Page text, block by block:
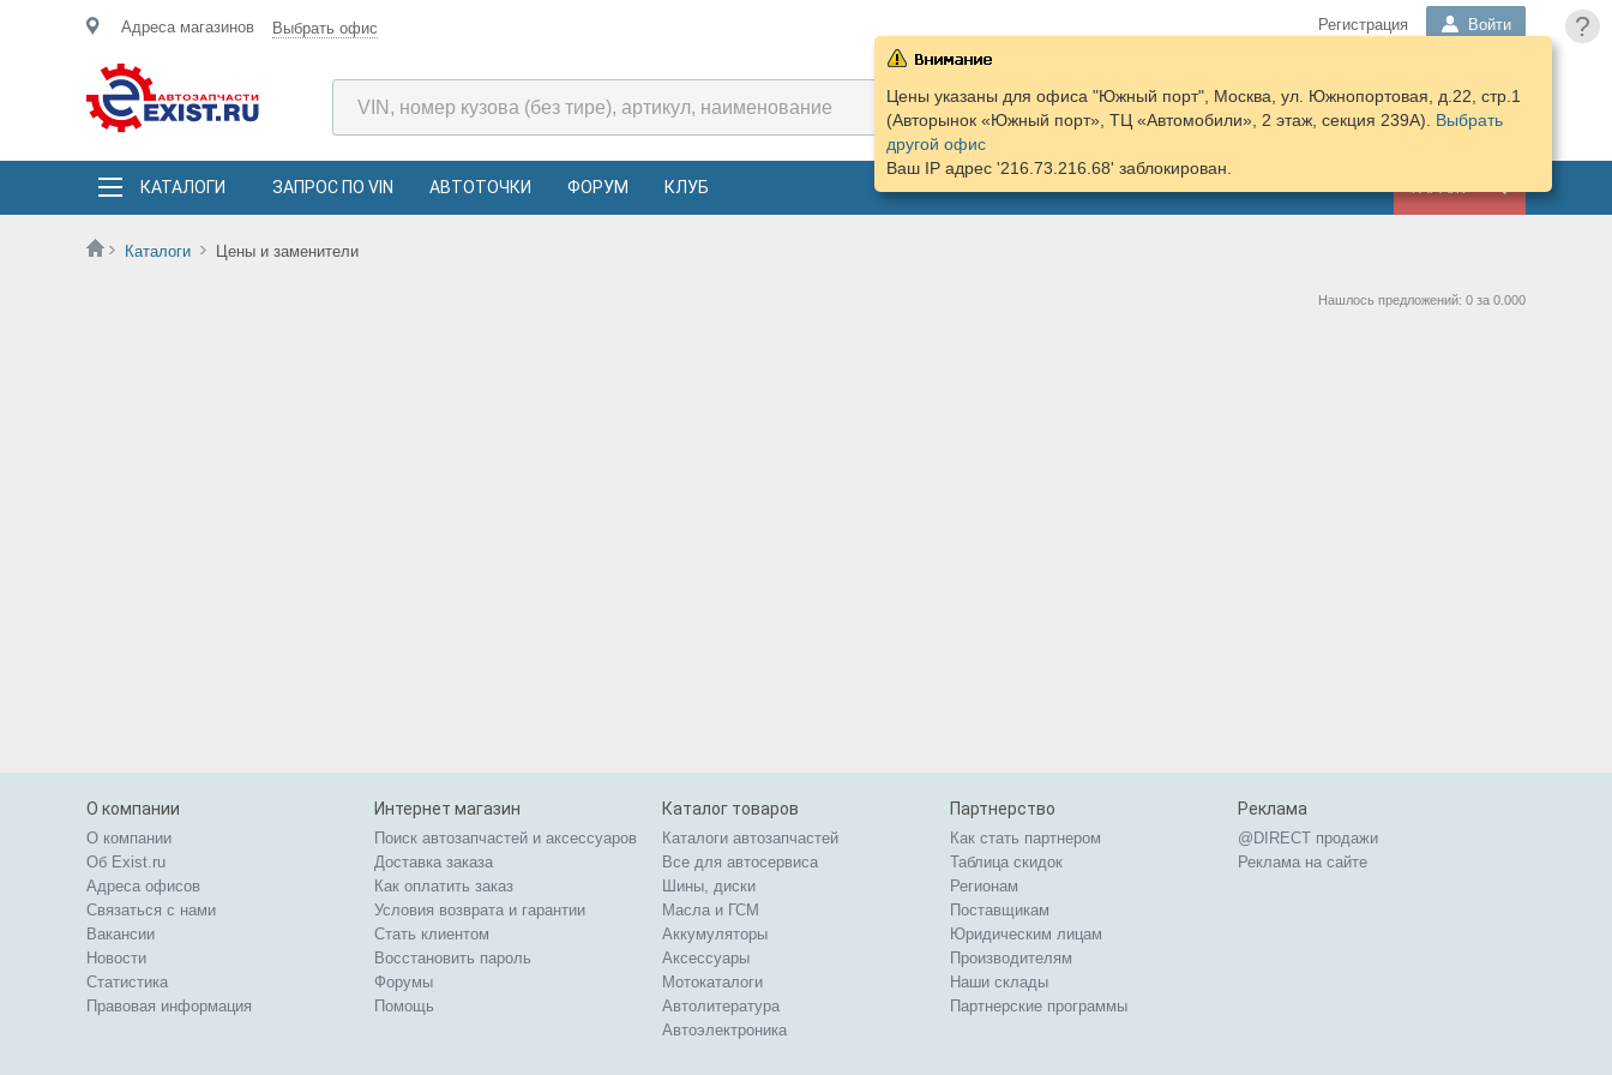
?
Адреса магазинов Выбрать офис Регистрация Войти
КОРЗИНА
ПОДОБРАТЬ
ЗАПЧАСТИ
КАТАЛОГИ ЗАПРОС ПО VIN АВТОТОЧКИ ФОРУМ КЛУБ
Каталоги Цены и заменители
Цены указаны для офиса "Южный порт", Москва, ул. Южнопортовая, д.22, стр.1
(Авторынок «Южный порт», ТЦ «Автомобили», 2 этаж, секция 239А). Выбрать
другой офис
Ваш IP адрес '216.73.216.68' заблокирован.
Нашлось предложений: 0 за 0.000
О компании
О компании
Об Exist.ru
Адреса офисов
Связаться с нами
Вакансии
Новости
Статистика
Правовая информация
Интернет магазин
Поиск автозапчастей и аксессуаров
Доставка заказа
Как оплатить заказ
Условия возврата и гарантии
Стать клиентом
Восстановить пароль
Форумы
Помощь
Каталог товаров
Каталоги автозапчастей
Все для автосервиса
Шины, диски
Масла и ГСМ
Аккумуляторы
Аксессуары
Мотокаталоги
Автолитература
Автоэлектроника
Партнерство
Как стать партнером
Таблица скидок
Регионам
Поставщикам
Юридическим лицам
Производителям
Наши склады
Партнерские программы
Реклама
@DIRECT продажи
Реклама на сайте